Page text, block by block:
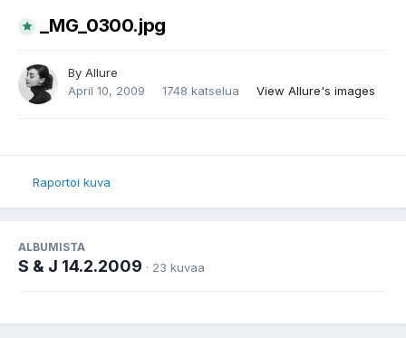
_MG_0300.jpg
By Allure
April 10, 2009
1748 katselua View Allure's images
Raportoi kuva
ALBUMISTA
S & J 14.2.2009 · 23 kuvaa